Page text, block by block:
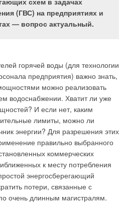
(ГВС) на предприятиях и
— вопрос актуальный.
горячей воды (для технологии
предприятия) важно знать,
можно реализовать
водоснабжении. Хватит ли уже
И если нет, каким
лимиты, можно ли
энергии? Для разрешения этих
правильно выбранного
коммерческих
к месту потребления
энергосберегающий
потери, связанные с
очень длинным магистралям.
термоблока и
снижающих
находится в России в
закладываемых в проект,
котлов, использующих
до сих пор довольно
первоначальные
стоимость энергоносителей, в
газа, и слабая осведомленность
законодательства в данной
морозы, не позволяющие
в полной мере.
котлов на рынке
коммунальных услуг
квартировладельцев с
водопотребления
В результате
расчетов выяснилось,
воды по
в большинстве
показаний квартирных
по нормативам
в ряде случаев
[2] даже при
во всех квартирах.